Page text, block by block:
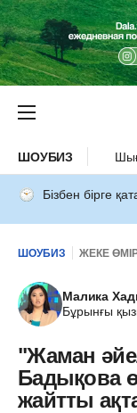
ШОУБИЗ
Бізбен бірге
ШОУБИЗ ЖЕКЕ
Малика
Бұрынғы
"Жаман
Бадықова
жайтты